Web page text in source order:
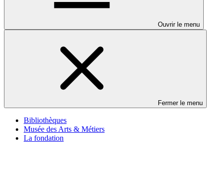
Ouvrir le menu
Fermer le menu
Bibliothèques
Musée des Arts & Métiers
La fondation